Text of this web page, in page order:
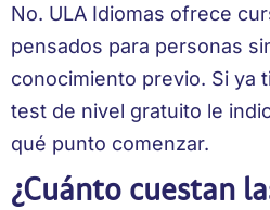
No. ULA Idiomas ofrece
pensados para personas
conocimiento previo. Si ya
test de nivel gratuito le
qué punto comenzar.
¿Cuánto cuestan